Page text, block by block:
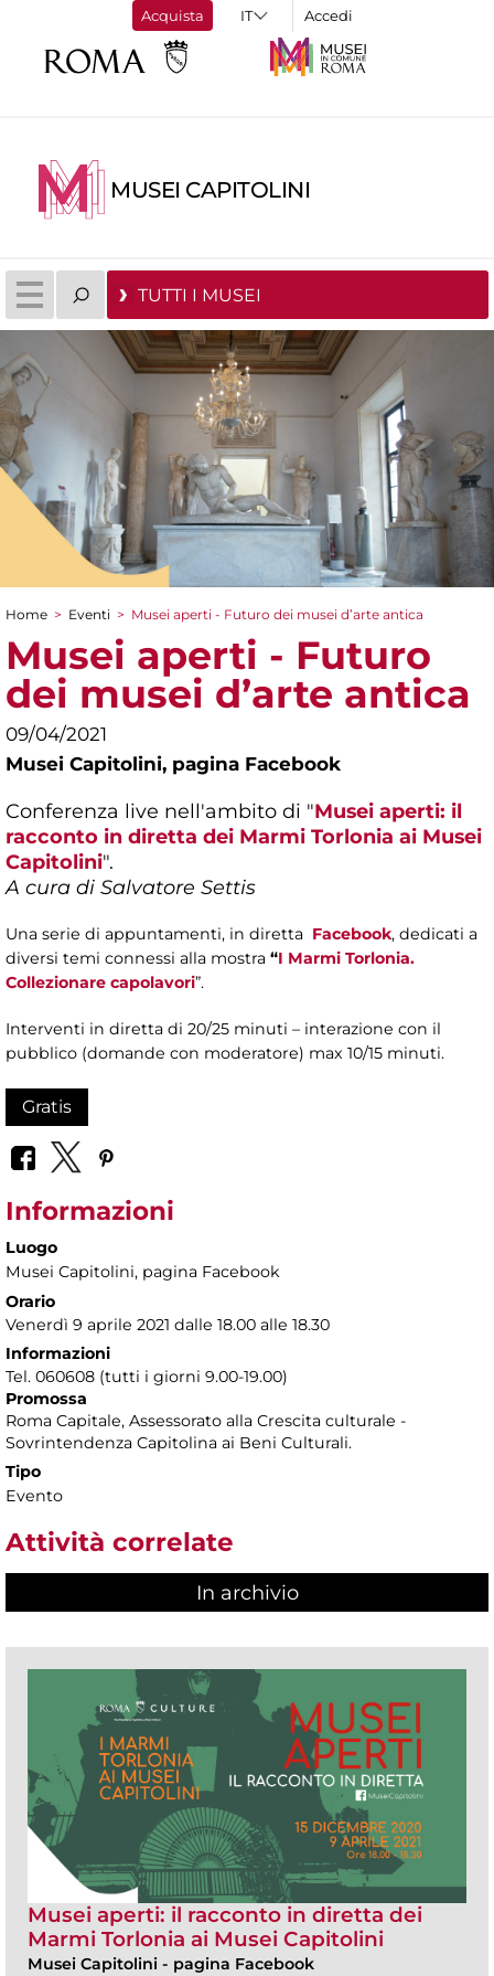
Acquista Accedi
MUSEI CAPITOLINI
TUTTI I MUSEI
Tu sei qui
Home > Eventi > Musei aperti - Futuro dei musei d’arte antica
Musei aperti - Futuro
dei musei d’arte antica
09/04/2021
Musei Capitolini, pagina Facebook
Conferenza live nell'ambito di "Musei aperti: il
racconto in diretta dei Marmi Torlonia ai Musei
Capitolini".
A cura di Salvatore Settis
Una serie di appuntamenti, in diretta Facebook, dedicati a
diversi temi connessi alla mostra “I Marmi Torlonia.
Collezionare capolavori”.
Interventi in diretta di 20/25 minuti – interazione con il
pubblico (domande con moderatore) max 10/15 minuti.
Gratis
Informazioni
Luogo
Musei Capitolini, pagina Facebook
Orario
Venerdì 9 aprile 2021 dalle 18.00 alle 18.30
Informazioni
Tel. 060608 (tutti i giorni 9.00-19.00)
Promossa
Roma Capitale, Assessorato alla Crescita culturale -
Sovrintendenza Capitolina ai Beni Culturali.
Tipo
Evento
Attività correlate
In archivio
Musei aperti: il racconto in diretta dei
Marmi Torlonia ai Musei Capitolini
Musei Capitolini - pagina Facebook